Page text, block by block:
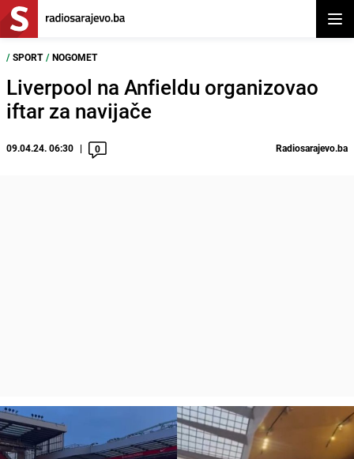
/ SPORT / NOGOMET
Liverpool na Anfieldu organizovao
iftar za navijače
09.04.24. 06:30 0 Radiosarajevo.ba